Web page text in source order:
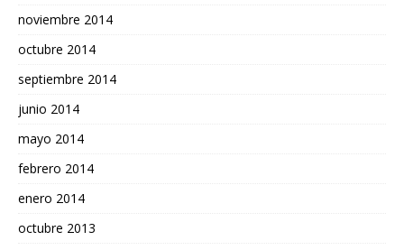
noviembre 2014
octubre 2014
septiembre 2014
junio 2014
mayo 2014
febrero 2014
enero 2014
octubre 2013